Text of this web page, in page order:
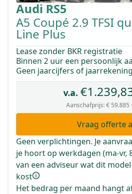
AudiRS5
A5 Coupé 2.9 TFSI
Line Plus
Lease zonder BKR registratie
Binnen 2 uur een persoonlijk
Geen jaarcijfers of
v.a. €
Aanschafprijs:€ 59.885
Vraag offerte
Geen verplichtingen. Je
je hoort op werkdagen (ma-vr,
van een adviseur wat dit
kost
Het bedrag per maand hangt